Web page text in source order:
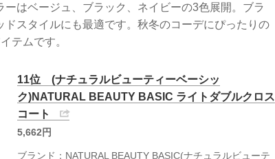
はベージュ、ブラック、ネイビーの3色展開。ブラ
スタイルにも最適です。秋冬のコーデにぴったりの
テムです。
11位 (ナチュラルビューティーベーシッ
ク)NATURAL BEAUTY BASIC ライトダブルクロス
コート
5,662円
ブランド：NATURAL BEAUTY BASIC(ナチュラルビューテ